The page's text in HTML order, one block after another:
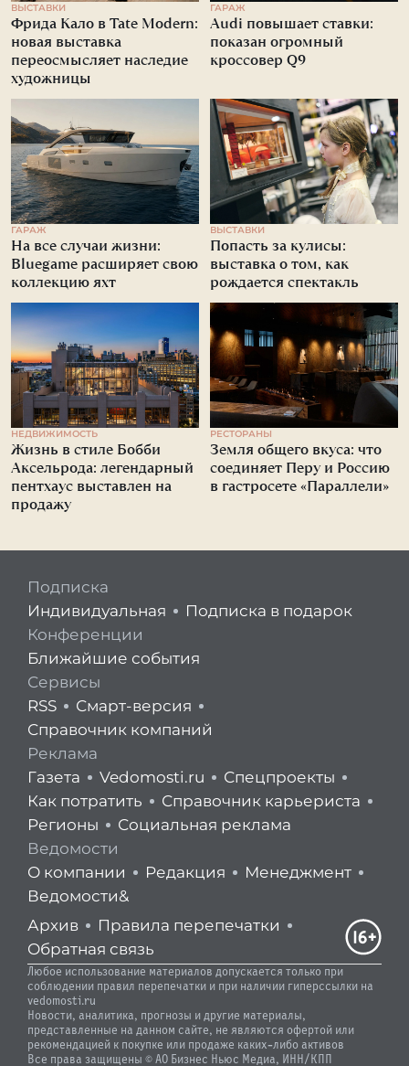
ВЫСТАВКИ
Фрида Кало в Tate Modern:
новая выставка
переосмысляет наследие
художницы
ГАРАЖ
Audi повышает ставки:
показан огромный
кроссовер Q9
ГАРАЖ
На все случаи жизни:
Bluegame расширяет свою
коллекцию яхт
ВЫСТАВКИ
Попасть за кулисы:
выставка о том, как
рождается спектакль
НЕДВИЖИМОСТЬ
Жизнь в стиле Бобби
Аксельрода: легендарный
пентхаус выставлен на
продажу
РЕСТОРАНЫ
Земля общего вкуса: что
соединяет Перу и Россию
в гастросете «Параллели»
Подписка
Индивидуальная
Подписка в подарок
Конференции
Ближайшие события
Сервисы
RSS
Смарт-версия
Справочник компаний
Реклама
Газета
Vedomosti.ru
Спецпроекты
Как потратить
Справочник карьериста
Регионы
Социальная реклама
Ведомости
О компании
Редакция
Менеджмент
Ведомости&
Архив
Правила перепечатки
Обратная связь
Любое использование материалов допускается только при
соблюдении правил перепечатки и при наличии гиперссылки на
vedomosti.ru
Новости, аналитика, прогнозы и другие материалы,
представленные на данном сайте, не являются офертой или
рекомендацией к покупке или продаже каких-либо активов
Все права защищены © АО Бизнес Ньюс Медиа, ИНН/КПП